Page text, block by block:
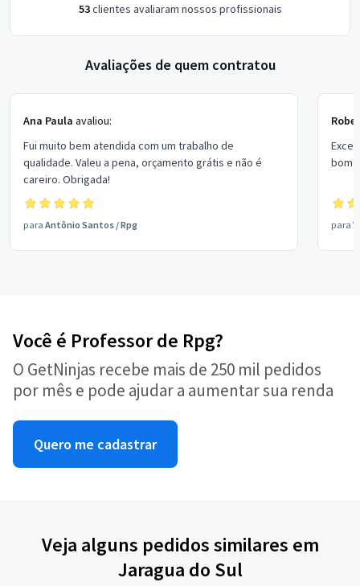
53clientes avaliaram nossos profissionais
Avaliações de quem contratou
Ana Paula avaliou:
Fui muito bem atendida com um trabalho de
qualidade. Valeu a pena, orçamento grátis e não é
careiro. Obrigada!
para Antônio Santos /Rpg
bom
para
Você é Professor de Rpg?
O GetNinjas recebe mais de 250 mil pedidos
por mês e pode ajudar a aumentar sua renda
Quero me cadastrar
Veja alguns pedidos similares em
Jaragua do Sul